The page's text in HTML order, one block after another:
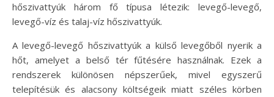
hőszivattyúk három fő típusa létezik: levegő-levegő,
levegő-víz és talaj-víz hőszivattyúk.
A levegő-levegő hőszivattyúk a külső levegőből nyerik a
hőt, amelyet a belső tér fűtésére használnak. Ezek a
rendszerek különösen népszerűek, mivel egyszerű
telepítésük és alacsony költségeik miatt széles körben